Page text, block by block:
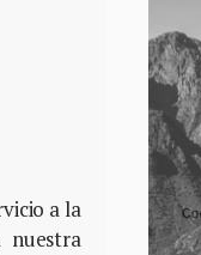
a la
nuestra